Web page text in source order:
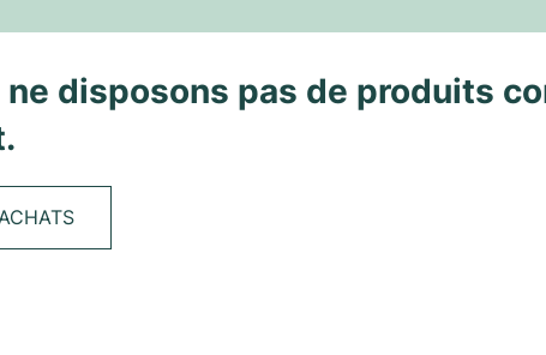
ne disposons pas de produits